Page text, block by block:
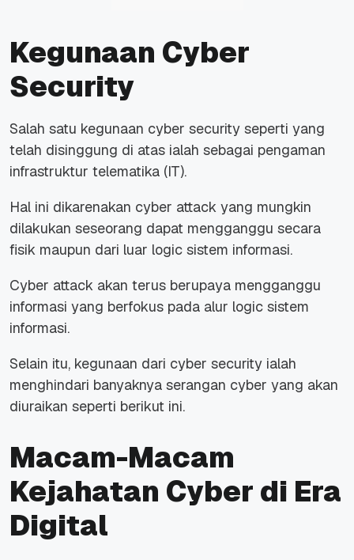
Kegunaan Cyber
Security
Salah satu kegunaan cyber security seperti yang
telah disinggung di atas ialah sebagai pengaman
infrastruktur telematika (IT).
Hal ini dikarenakan cyber attack yang mungkin
dilakukan seseorang dapat mengganggu secara
fisik maupun dari luar logic sistem informasi.
Cyber attack akan terus berupaya mengganggu
informasi yang berfokus pada alur logic sistem
informasi.
Selain itu, kegunaan dari cyber security ialah
menghindari banyaknya serangan cyber yang akan
diuraikan seperti berikut ini.
Macam-Macam
Kejahatan Cyber di Era
Digital